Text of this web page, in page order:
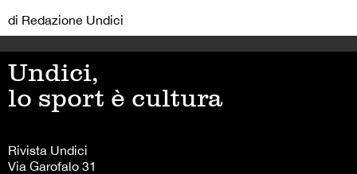
di Redazione Undici
Undici,
lo sport è cultura
Rivista Undici
Via Garofalo 31